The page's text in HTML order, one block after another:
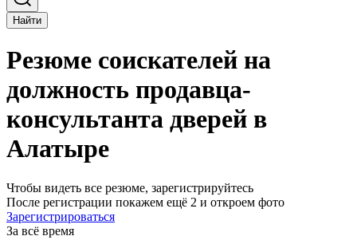
Найти
Резюме соискателей на
должность продавца-
консультанта дверей в
Алатыре
Чтобы видеть все резюме, зарегистрируйтесь
После регистрации покажем ещё 2 и откроем фото
Зарегистрироваться
За всё время